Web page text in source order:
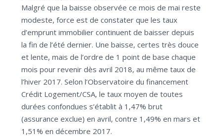
Malgré que la baisse observée ce mois de mai reste
modeste, force est de constater que les taux
d’emprunt immobilier continuent de baisser depuis
la fin de l’été dernier. Une baisse, certes très douce
et lente, mais de l’ordre de 1 point de base chaque
mois pour revenir dès avril 2018, au même taux de
l’hiver 2017. Selon l’Observatoire du financement
Crédit Logement/CSA, le taux moyen de toutes
durées confondues s’établit à 1,47% brut
(assurance exclue) en avril, contre 1,49% en mars et
1,51% en décembre 2017.